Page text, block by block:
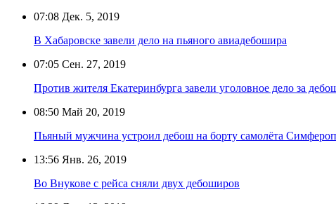
07:08 Дек. 5, 2019
В Хабаровске завели дело на пьяного авиадебошира
07:05 Сен. 27, 2019
Против жителя Екатеринбурга завели уголовное дело за
08:50 Май 20, 2019
Пьяный мужчина устроил дебош на борту самолёта
13:56 Янв. 26, 2019
Во Внукове с рейса сняли двух дебоширов